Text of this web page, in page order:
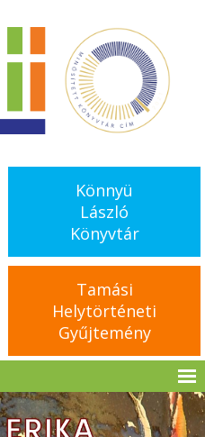
Könnyü
László
Könyvtár
Tamási
Helytörténeti
Gyűjtemény